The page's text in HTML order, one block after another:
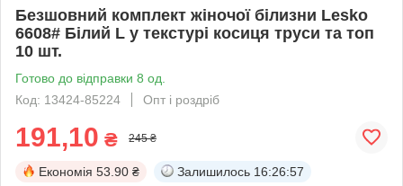
Безшовний комплект жіночої білизни Lesko
6608# Білий L у текстурі косиця труси та топ
10 шт.
Готово до відправки 8 од.
Код: 13424-85224
Опт і роздріб
191,10 ₴ 245 ₴
Економія 53.90 ₴ Залишилось 16:26:56